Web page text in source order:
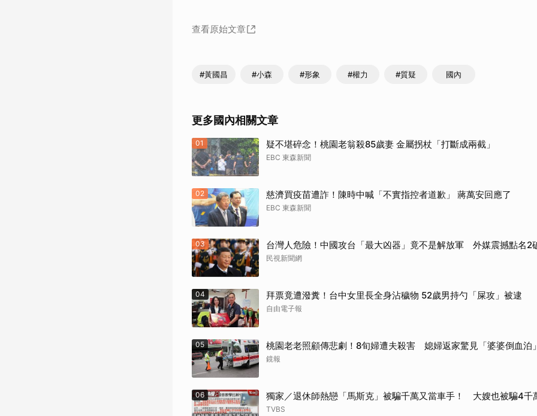
查看原始文章
#黃國昌 #小森 #形象 #權力 #質疑 國內
更多國內相關文章
01 疑不堪碎念！桃園老翁殺85歲妻 金屬拐杖「打斷成兩截」
EBC 東森新聞
02 慈濟買疫苗遭詐！陳時中喊「不實指控者道歉」 蔣萬安回應了
EBC 東森新聞
03 台灣人危險！中國攻台「最大凶器」竟不是解放軍 外媒震撼點名2
民視新聞網
04 拜票竟遭潑糞！台中女里長全身沾穢物 52歲男持勺「屎攻」被逮
自由電子報
05 桃園老老照顧傳悲劇！8旬婦遭夫殺害 媳婦返家驚見「婆婆倒血泊
鏡報
06 獨家／退休師熱戀「馬斯克」被騙千萬又當車手！ 大嫂也被騙4千
TVBS